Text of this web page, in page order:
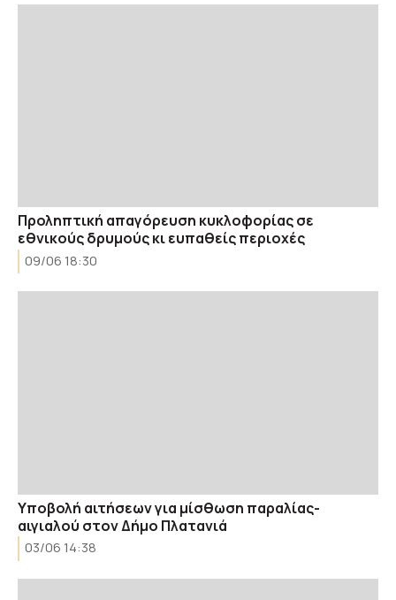
Προληπτική απαγόρευση κυκλοφορίας σε
εθνικούς δρυμούς κι ευπαθείς περιοχές
09/06 18:30
Υποβολή αιτήσεων για μίσθωση παραλίας-
αιγιαλού στον Δήμο Πλατανιά
03/06 14:38